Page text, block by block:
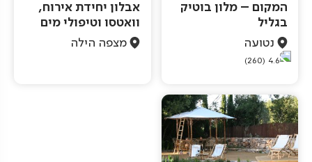
המקום – מלון בוטיק
בגליל
נטועה
4.6
(260)
אבלון יחידת אירוח,
וואטסו וטיפולי מים
מצפה הילה